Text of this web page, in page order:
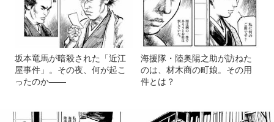
坂本竜馬が暗殺された「近江
屋事件」。その夜、何が起こ
ったのか――
海援隊・陸奥陽之助が訪ねた
のは、材木商の町娘。その用
件とは？